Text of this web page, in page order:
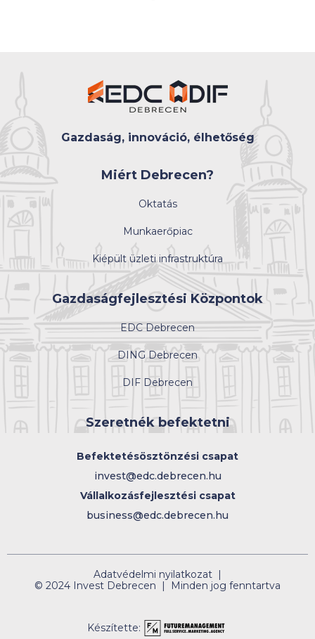
Gazdaság, innováció, élhetőség
Miért Debrecen?
Oktatás
Munkaerőpiac
Kiépült üzleti infrastruktúra
Gazdaságfejlesztési Központok
EDC Debrecen
DING Debrecen
DIF Debrecen
Szeretnék befektetni
Befektetésösztönzési csapat
invest@edc.debrecen.hu
Vállalkozásfejlesztési csapat
business@edc.debrecen.hu
Adatvédelmi nyilatkozat |
© 2024 Invest Debrecen | Minden jog fenntartva
Készítette: